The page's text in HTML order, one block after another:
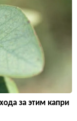
за этим капри